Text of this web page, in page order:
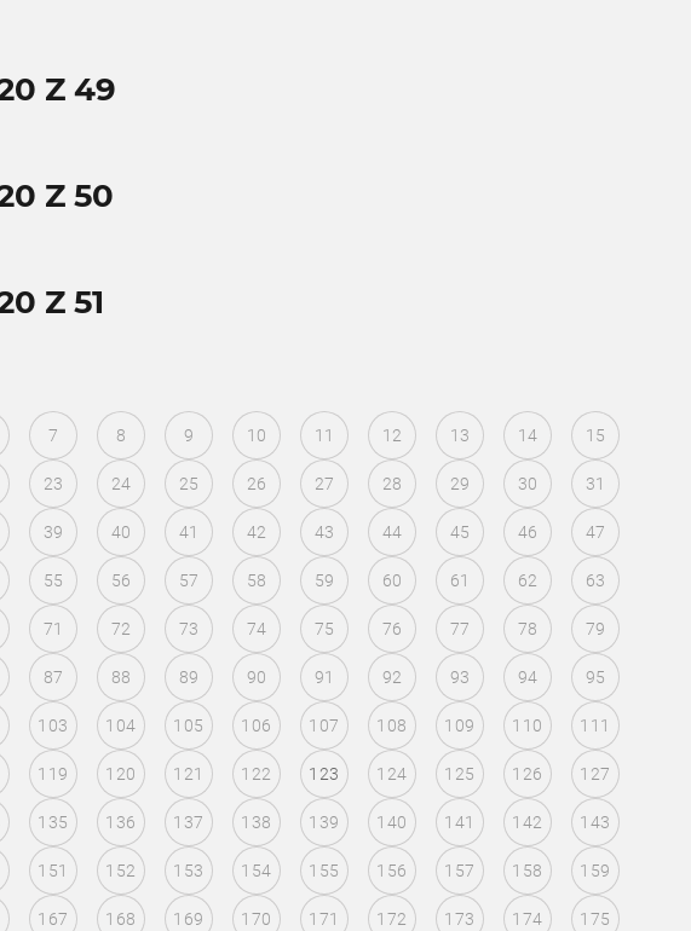
Z 49
Z 50
Z 51
7 8 9 10 11 12 13 14 15
23 24 25 26 27 28 29 30 31
39 40 41 42 43 44 45 46 47
55 56 57 58 59 60 61 62 63
71 72 73 74 75 76 77 78 79
87 88 89 90 91 92 93 94 95
103 104 105 106 107 108 109 110 111
119 120 121 122 123 124 125 126 127
135 136 137 138 139 140 141 142 143
151 152 153 154 155 156 157 158 159
167 168 169 170 171 172 173 174 175